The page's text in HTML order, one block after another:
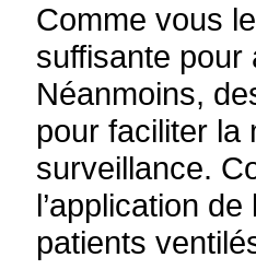
Comme vous
suffisante pour
Néanmoins,
pour faciliter la
surveillance.
l’application
patients